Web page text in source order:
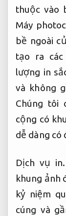
thuộc vào
Máy
bề ngoài
tạo ra
lượng in
và không
Chúng tôi
cộng có
dễ dàng có
Dịch vụ in.
khung ảnh
kỷ niệm
cúng và